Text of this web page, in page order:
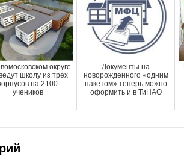
округе
школу из трех
на 2100
учеников
Документы на
новорожденного «одним
пакетом» теперь можно
оформить и в ТиНАО